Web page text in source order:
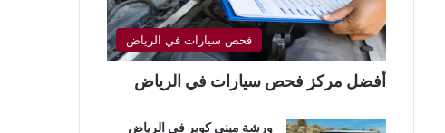
فحص سيارات في الرياض
أفضل مركز فحص سيارات في الرياض
ورشة ميني كوبر في الرياض